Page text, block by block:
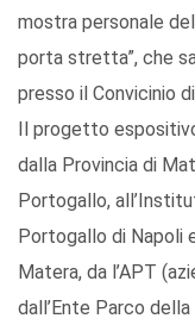
mostra personale
porta stretta”, che
presso il Convicinio
Il progetto
dalla Provincia di
Portogallo,
Portogallo di Napoli
Matera, da l’APT
dall’Ente Parco